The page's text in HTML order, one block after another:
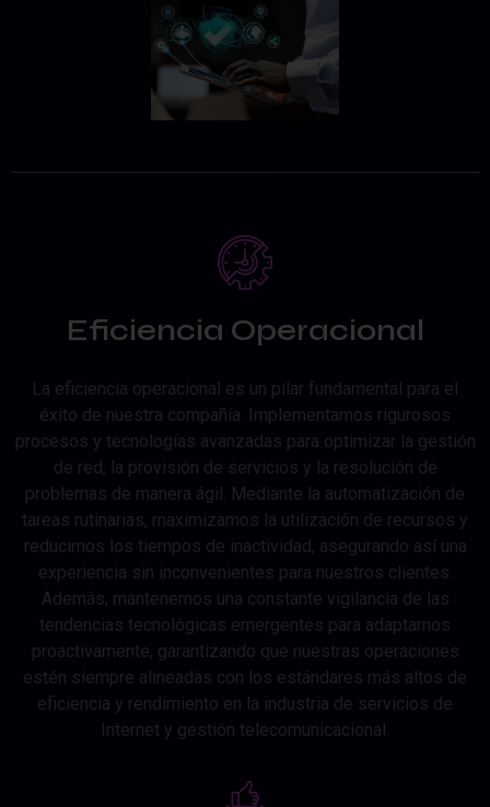
Eficiencia Operacional
La eficiencia operacional es un pilar fundamental para el
éxito de nuestra compañía. Implementamos rigurosos
procesos y tecnologías avanzadas para optimizar la gestión
de red, la provisión de servicios y la resolución de
problemas de manera ágil. Mediante la automatización de
tareas rutinarias, maximizamos la utilización de recursos y
reducimos los tiempos de inactividad, asegurando así una
experiencia sin inconvenientes para nuestros clientes.
Además, mantenemos una constante vigilancia de las
tendencias tecnológicas emergentes para adaptarnos
proactivamente, garantizando que nuestras operaciones
estén siempre alineadas con los estándares más altos de
eficiencia y rendimiento en la industria de servicios de
Internet y gestión telecomunicacional.